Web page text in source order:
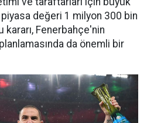
değeri 1 milyon 300 bin
kararı, Fenerbahçe'nin
da önemli bir